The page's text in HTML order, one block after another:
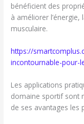
bénéficient des
à améliorer
musculaire.
https://
incontournable-pour-
Les applications
domaine sportif sont
de ses avantages les